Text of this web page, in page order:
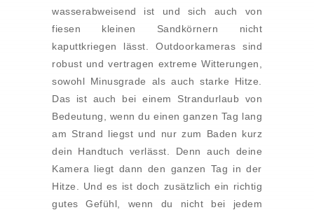
wasserabweisend ist und sich auch von
fiesen kleinen Sandkörnern nicht
kaputtkriegen lässt. Outdoorkameras sind
robust und vertragen extreme Witterungen,
sowohl Minusgrade als auch starke Hitze.
Das ist auch bei einem Strandurlaub von
Bedeutung, wenn du einen ganzen Tag lang
am Strand liegst und nur zum Baden kurz
dein Handtuch verlässt. Denn auch deine
Kamera liegt dann den ganzen Tag in der
Hitze. Und es ist doch zusätzlich ein richtig
gutes Gefühl, wenn du nicht bei jedem